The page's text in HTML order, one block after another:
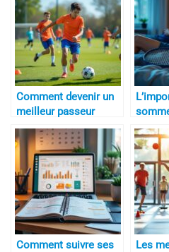
Comment devenir un
meilleur passeur
Comment suivre ses
Les